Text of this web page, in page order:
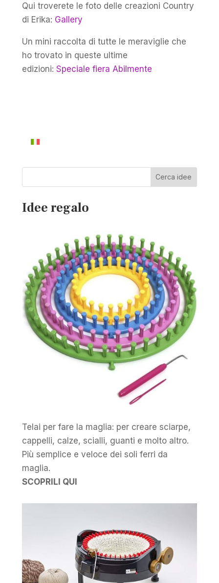
Qui troverete le foto delle creazioni Country
di Erika: Gallery
Un mini raccolta di tutte le meraviglie che
ho trovato in queste ultime
edizioni: Speciale fiera Abilmente
Cerca idee
Idee regalo
Telai per fare la maglia: per creare sciarpe,
cappelli, calze, scialli, guanti e molto altro.
Più semplice e veloce dei soli ferri da
maglia.
SCOPRILI QUI